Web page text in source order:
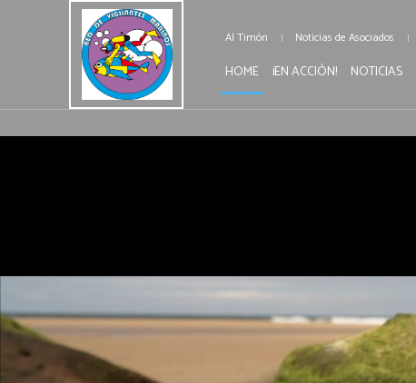
Al Timón Noticias de Asociados
HOME ¡EN ACCIÓN! NOTICIAS